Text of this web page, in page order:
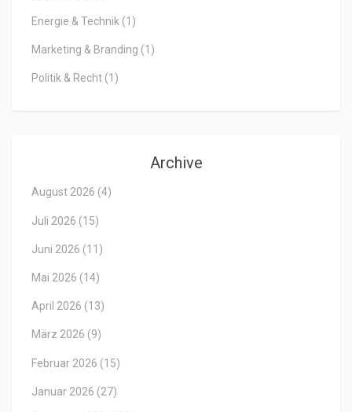
Energie & Technik (1)
Marketing & Branding (1)
Politik & Recht (1)
Archive
August 2026 (4)
Juli 2026 (15)
Juni 2026 (11)
Mai 2026 (14)
April 2026 (13)
März 2026 (9)
Februar 2026 (15)
Januar 2026 (27)